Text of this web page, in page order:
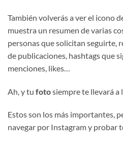
También volverás a ver el icono
muestra un resumen de varias
personas que solicitan seguirte,
de publicaciones, hashtags que
menciones, likes…
Ah, y tu fotosiempre te llevará a
Estos son los más importantes,
navegar por Instagram y probar